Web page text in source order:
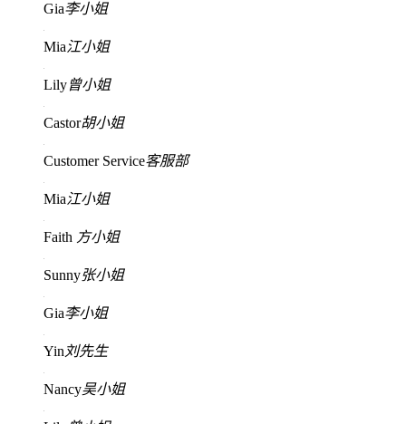
Gia李小姐
Mia江小姐
Lily曾小姐
Castor胡小姐
Customer Service客服部
Mia江小姐
Faith 方小姐
Sunny张小姐
Gia李小姐
Yin 刘先生
Nancy吴小姐